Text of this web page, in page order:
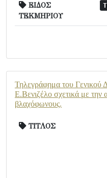
ΕΙΔΟΣ
ΤΕΚΜΗΡΙΟΥ
Τηλεγράφημα του Γενικού
Ε.Βενιζέλο σχετικά με την
βλαχόφωνους.
ΤΙΤΛΟΣ